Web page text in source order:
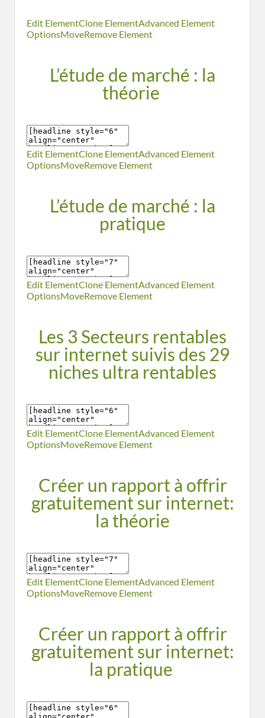
Edit ElementClone ElementAdvanced Element
OptionsMoveRemove Element
L’étude de marché : la
théorie
Edit ElementClone ElementAdvanced Element
OptionsMoveRemove Element
L’étude de marché : la
pratique
Edit ElementClone ElementAdvanced Element
OptionsMoveRemove Element
Les 3 Secteurs rentables
sur internet suivis des 29
niches ultra rentables
Edit ElementClone ElementAdvanced Element
OptionsMoveRemove Element
Créer un rapport à offrir
gratuitement sur internet:
la théorie
Edit ElementClone ElementAdvanced Element
OptionsMoveRemove Element
Créer un rapport à offrir
gratuitement sur internet:
la pratique